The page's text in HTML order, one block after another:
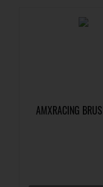
AMXRACING